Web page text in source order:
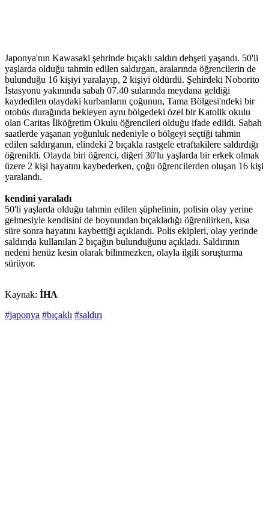
Japonya'nın Kawasaki şehrinde bıçaklı saldırı dehşeti yaşandı. 50'li
yaşlarda olduğu tahmin edilen saldırgan, aralarında öğrencilerin de
bulunduğu 16 kişiyi yaralayıp, 2 kişiyi öldürdü. Şehirdeki Noborito
İstasyonu yakınında sabah 07.40 sularında meydana geldiği
kaydedilen olaydaki kurbanların çoğunun, Tama Bölgesi'ndeki bir
otobüs durağında bekleyen aynı bölgedeki özel bir Katolik okulu
olan Caritas İlköğretim Okulu öğrencileri olduğu ifade edildi. Sabah
saatlerde yaşanan yoğunluk nedeniyle o bölgeyi seçtiği tahmin
edilen saldırganın, elindeki 2 bıçakla rastgele etraftakilere saldırdığı
öğrenildi. Olayda biri öğrenci, diğeri 30'lu yaşlarda bir erkek olmak
üzere 2 kişi hayatını kaybederken, çoğu öğrencilerden oluşan 16 kişi
yaralandı.
kendini yaraladı
50'li yaşlarda olduğu tahmin edilen şüphelinin, polisin olay yerine
gelmesiyle kendisini de boynundan bıçakladığı öğrenilirken, kısa
süre sonra hayatını kaybettiği açıklandı. Polis ekipleri, olay yerinde
saldırıda kullanılan 2 bıçağın bulunduğunu açıkladı. Saldırının
nedeni henüz kesin olarak bilinmezken, olayla ilgili soruşturma
sürüyor.
Kaynak: İHA
#japonya #bıçaklı #saldırı